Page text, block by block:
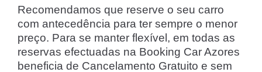
Recomendamos que reserve o seu carro
com antecedência para ter sempre o menor
preço. Para se manter flexível, em todas as
reservas efectuadas na Booking Car Azores
beneficia de Cancelamento Gratuito e sem